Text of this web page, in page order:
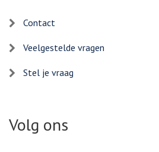
Contact
Veelgestelde vragen
Stel je vraag
Volg ons